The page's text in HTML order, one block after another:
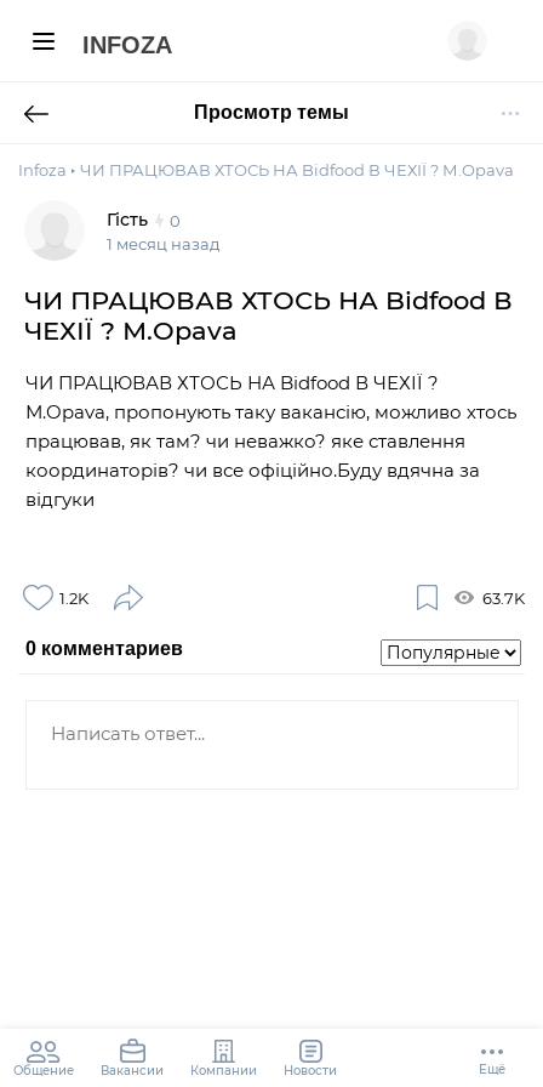
INFOZA
Просмотр темы
Infoza ЧИ ПРАЦЮВАВ ХТОСЬ НА Bidfood В ЧЕХІЇ ? М.Opava
Гість
0
1 месяц назад
ЧИ ПРАЦЮВАВ ХТОСЬ НА Bidfood В
ЧЕХІЇ ? М.Opava
ЧИ ПРАЦЮВАВ ХТОСЬ НА Bidfood В ЧЕХІЇ ?
М.Opava, пропонують таку вакансію, можливо хтось
працював, як там? чи неважко? яке ставлення
координаторів? чи все офіційно.Буду вдячна за
відгуки
1.2K 63.7K
0 комментариев
Общение Вакансии Компании Новости Ещё